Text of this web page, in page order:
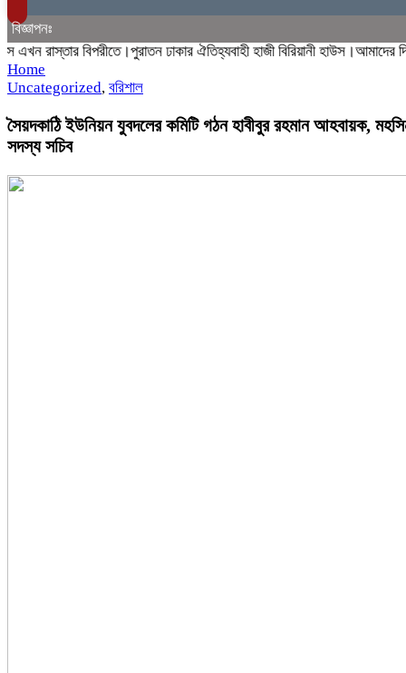
বিজ্ঞাপনঃ
রাস্তার বিপরীতে।পুরাতন ঢাকার ঐতিহ্যবাহী হাজী বিরিয়ানী হাউস।আমাদের
Home
Uncategorized, বরিশাল
সৈয়দকাঠি ইউনিয়ন যুবদলের কমিটি গঠন হাবীবুর রহমান আহবায়ক,
সদস্য সচিব